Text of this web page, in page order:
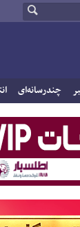
چندرسانه‌ای